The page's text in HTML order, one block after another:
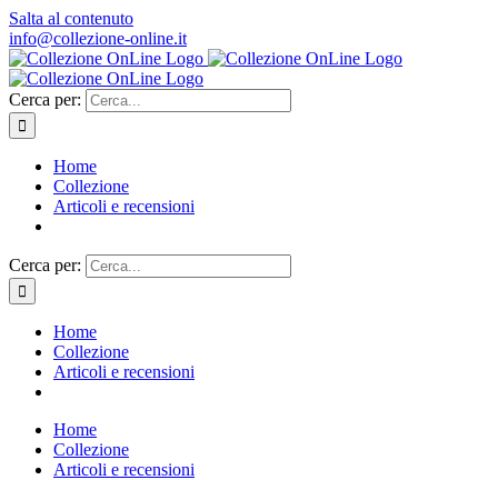
Salta al contenuto
info@collezione-online.it
Cerca per:
Home
Collezione
Articoli e recensioni
Cerca per:
Home
Collezione
Articoli e recensioni
Home
Collezione
Articoli e recensioni